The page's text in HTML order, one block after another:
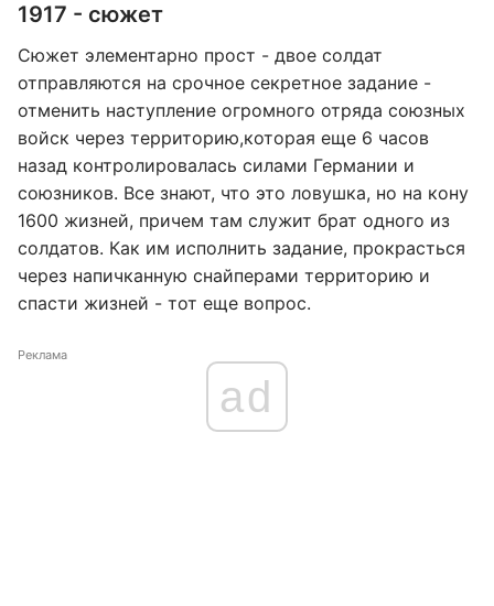
1917 - сюжет
Сюжет элементарно прост - двое солдат
отправляются на срочное секретное задание -
отменить наступление огромного отряда союзных
войск через территорию,которая еще 6 часов
назад контролировалась силами Германии и
союзников. Все знают, что это ловушка, но на кону
1600 жизней, причем там служит брат одного из
солдатов. Как им исполнить задание, прокрасться
через напичканную снайперами территорию и
спасти жизней - тот еще вопрос.
Реклама
ad